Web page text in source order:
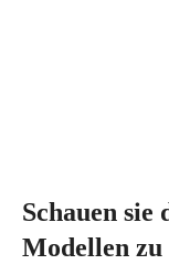
Schauen
Modellen zu